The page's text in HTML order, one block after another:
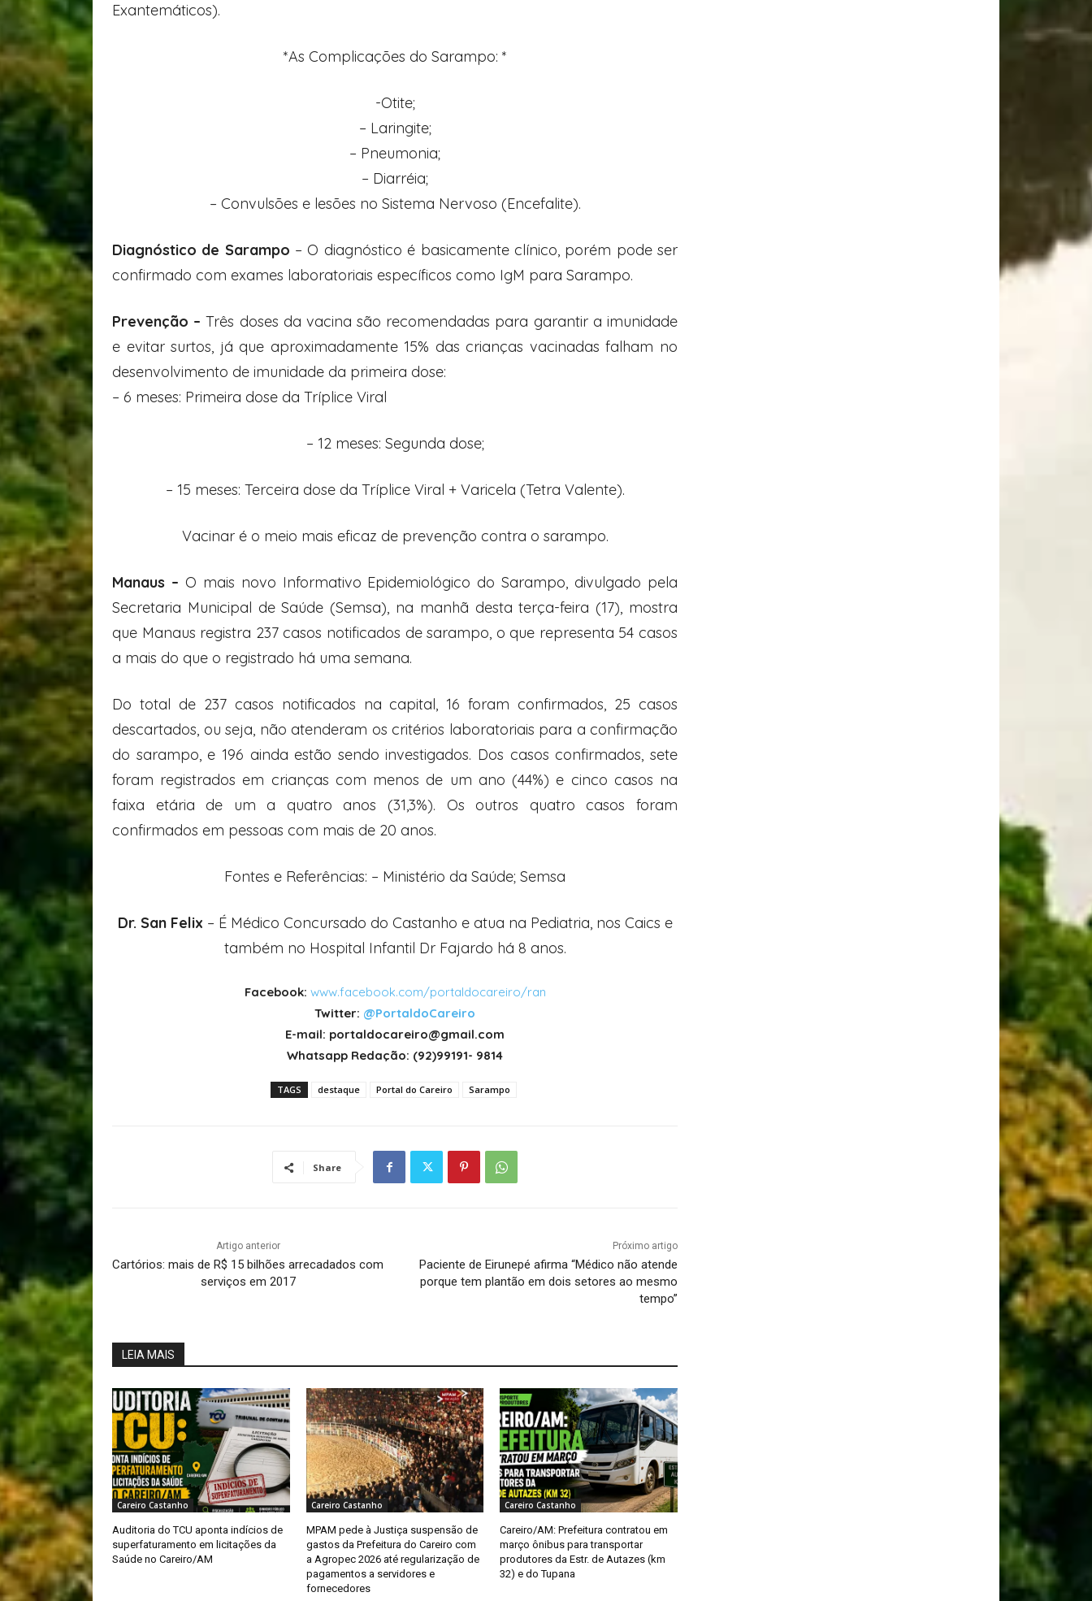
Exantemáticos).
*As Complicações do Sarampo: *
-Otite;
– Laringite;
– Pneumonia;
– Diarréia;
– Convulsões e lesões no Sistema Nervoso (Encefalite).
Diagnóstico de Sarampo – O diagnóstico é basicamente clínico, porém pode ser
confirmado com exames laboratoriais específicos como IgM para Sarampo.
Prevenção –Três doses da vacina são recomendadas para garantir a imunidade
e evitar surtos, já que aproximadamente 15% das crianças vacinadas falham no
desenvolvimento de imunidade da primeira dose:
– 6 meses: Primeira dose da Tríplice Viral
– 12 meses: Segunda dose;
– 15 meses: Terceira dose da Tríplice Viral + Varicela (Tetra Valente).
Vacinar é o meio mais eficaz de prevenção contra o sarampo.
Manaus – O mais novo Informativo Epidemiológico do Sarampo, divulgado pela
Secretaria Municipal de Saúde (Semsa), na manhã desta terça-feira (17), mostra
que Manaus registra 237 casos notificados de sarampo, o que representa 54 casos
a mais do que o registrado há uma semana.
Do total de 237 casos notificados na capital, 16 foram confirmados, 25 casos
descartados, ou seja, não atenderam os critérios laboratoriais para a confirmação
do sarampo, e 196 ainda estão sendo investigados. Dos casos confirmados, sete
foram registrados em crianças com menos de um ano (44%) e cinco casos na
faixa etária de um a quatro anos (31,3%). Os outros quatro casos foram
confirmados em pessoas com mais de 20 anos.
Fontes e Referências: – Ministério da Saúde; Semsa
Dr. San Felix – É Médico Concursado do Castanho e atua na Pediatria, nos Caics e
também no Hospital Infantil Dr Fajardo há 8 anos.
Facebook: www.facebook.com/portaldocareiro/ran
Twitter: @PortaldoCareiro
E-mail: portaldocareiro@gmail.com
Whatsapp Redação: (92)99191- 9814
TAGS destaque Portal do Careiro Sarampo
Share
Artigo anterior
Cartórios: mais de R$ 15 bilhões arrecadados com
serviços em 2017
Próximo artigo
Paciente de Eirunepé afirma “Médico não atende
porque tem plantão em dois setores ao mesmo
tempo”
LEIA MAIS
Careiro Castanho
Auditoria do TCU aponta indícios de
superfaturamento em licitações da
Saúde no Careiro/AM
Careiro Castanho
MPAM pede à Justiça suspensão de
gastos da Prefeitura do Careiro com
a Agropec 2026 até regularização de
pagamentos a servidores e
fornecedores
Careiro Castanho
Careiro/AM: Prefeitura contratou em
março ônibus para transportar
produtores da Estr. de Autazes (km
32) e do Tupana